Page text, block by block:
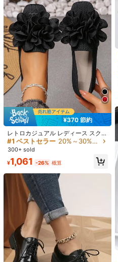
6
¥315 節約
レディース スクエアトゥ メッシュ
ラインストーン スリッポン フラット
メリージェーン バレエシューズ クリ
ング 夏用サンダル
#2 ベストセラー
¥370 節約
レトロカジュアル レディース スクエ
アトゥ ニットローファー 1ペア、フ
ラワークラスターパターンデザイ
ンに適しています。ニット素材で通
気性が良く、レディースの必須ファ
ッション小物です。
#1 ベストセラー 20%～30%オフ 女性用フラット
売り切れ間近！
#1 ベストセラー 20%～30%オフ 女性用フラット
売り切れ間近！
#1 ベストセラー 20%～30%オフ 女性用フラット
売り切れ間近！
#1 ベストセラー
売り切れ間近！
300+ sold
¥1,061 -26% 概算